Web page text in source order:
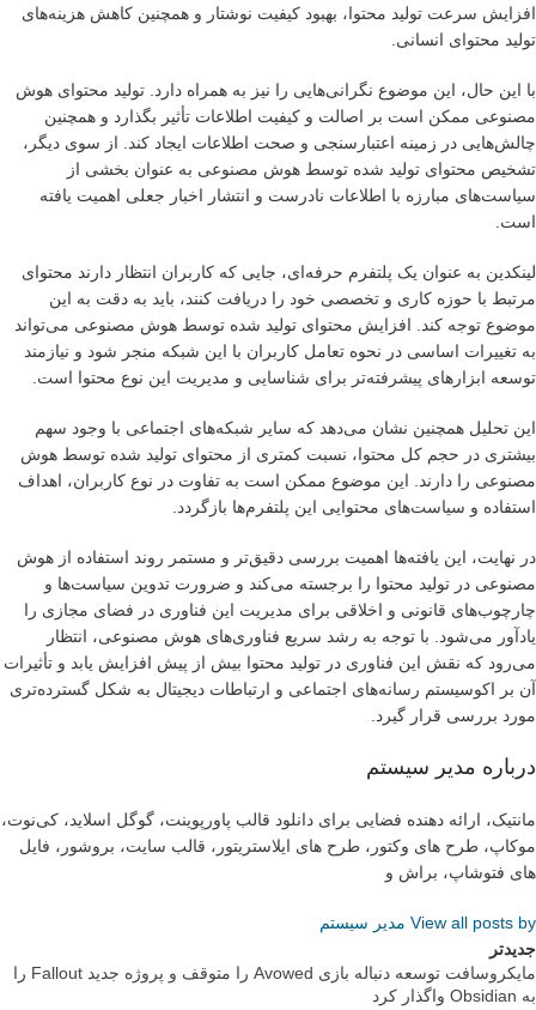
افزایش سرعت تولید محتوا، بهبود کیفیت نوشتار و همچنین کاهش هزینه‌های
تولید محتوای انسانی.
با این حال، این موضوع نگرانی‌هایی را نیز به همراه دارد. تولید محتوای هوش
مصنوعی ممکن است بر اصالت و کیفیت اطلاعات تأثیر بگذارد و همچنین
چالش‌هایی در زمینه اعتبارسنجی و صحت اطلاعات ایجاد کند. از سوی دیگر،
تشخیص محتوای تولید شده توسط هوش مصنوعی به عنوان بخشی از
سیاست‌های مبارزه با اطلاعات نادرست و انتشار اخبار جعلی اهمیت یافته
است.
لینکدین به عنوان یک پلتفرم حرفه‌ای، جایی که کاربران انتظار دارند محتوای
مرتبط با حوزه کاری و تخصصی خود را دریافت کنند، باید به دقت به این
موضوع توجه کند. افزایش محتوای تولید شده توسط هوش مصنوعی می‌تواند
به تغییرات اساسی در نحوه تعامل کاربران با این شبکه منجر شود و نیازمند
توسعه ابزارهای پیشرفته‌تر برای شناسایی و مدیریت این نوع محتوا است.
این تحلیل همچنین نشان می‌دهد که سایر شبکه‌های اجتماعی با وجود سهم
بیشتری در حجم کل محتوا، نسبت کمتری از محتوای تولید شده توسط هوش
مصنوعی را دارند. این موضوع ممکن است به تفاوت در نوع کاربران، اهداف
استفاده و سیاست‌های محتوایی این پلتفرم‌ها بازگردد.
در نهایت، این یافته‌ها اهمیت بررسی دقیق‌تر و مستمر روند استفاده از هوش
مصنوعی در تولید محتوا را برجسته می‌کند و ضرورت تدوین سیاست‌ها و
چارچوب‌های قانونی و اخلاقی برای مدیریت این فناوری در فضای مجازی را
یادآور می‌شود. با توجه به رشد سریع فناوری‌های هوش مصنوعی، انتظار
می‌رود که نقش این فناوری در تولید محتوا بیش از پیش افزایش یابد و تأثیرات
آن بر اکوسیستم رسانه‌های اجتماعی و ارتباطات دیجیتال به شکل گسترده‌تری
مورد بررسی قرار گیرد.
درباره مدیر سیستم
مانتیک، ارائه دهنده فضایی برای دانلود قالب پاورپوینت، گوگل اسلاید، کی‌نوت،
موکاپ، طرح های وکتور، طرح های ایلاستریتور، قالب سایت، بروشور، فایل
های فتوشاپ، براش و
View all posts by مدیر سیستم
جدیدتر
مایکروسافت توسعه دنباله بازی Avowed را متوقف و پروژه جدید Fallout را
به Obsidian واگذار کرد